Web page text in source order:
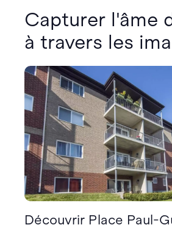
Capturer l'âme
à travers les
Découvrir Place Paul-